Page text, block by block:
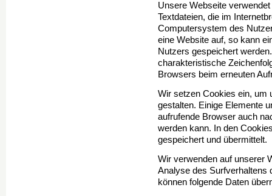
Unsere Webseite
Textdateien, die im
Computersystem des
eine Website auf, so kann
Nutzers gespei­chert
charakteristische
Browsers beim erneuten
Wir setzen Cookies ein, um
gestalten. Einige Elemente
aufrufende Browser auch
werden kann. In den
gespeichert und über­mittelt.
Wir verwenden auf unserer
Analyse des Surfverhaltens
können folgende Daten